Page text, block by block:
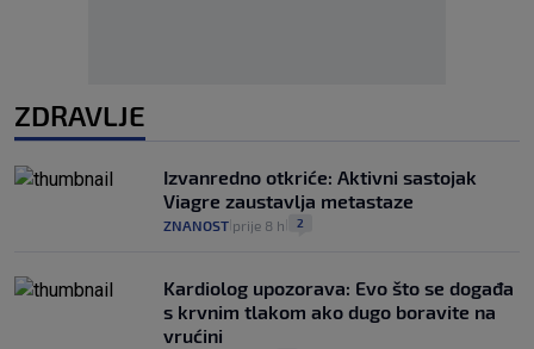
ZDRAVLJE
Izvanredno otkriće: Aktivni sastojak
Viagre zaustavlja metastaze
ZNANOST prije 8 h 2
Kardiolog upozorava: Evo što se događa
s krvnim tlakom ako dugo boravite na
vrućini